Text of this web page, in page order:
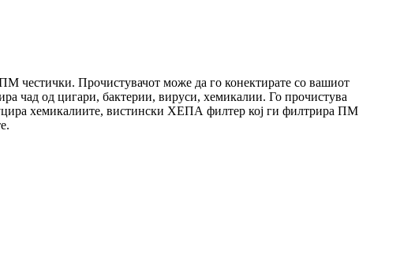
честички. Прочистувачот може да го конектирате со вашиот
чад од цигари, бактерии, вируси, хемикалии. Го прочистува
хемикалиите, вистински ХЕПА филтер кој ги филтрира ПМ